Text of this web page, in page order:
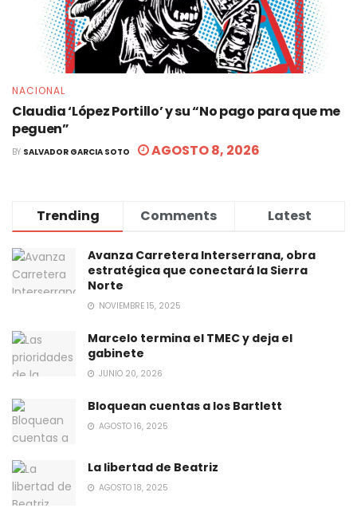
NACIONAL
Claudia ‘López Portillo’ y su “No pago para que me
peguen”
BY SALVADOR GARCIA SOTO AGOSTO 8, 2026
Trending Comments Latest
Avanza Carretera Interserrana, obra
estratégica que conectará la Sierra
Norte
NOVIEMBRE 15, 2025
Marcelo termina el TMEC y deja el
gabinete
JUNIO 20, 2026
Bloquean cuentas a los Bartlett
AGOSTO 16, 2025
La libertad de Beatriz
AGOSTO 18, 2025